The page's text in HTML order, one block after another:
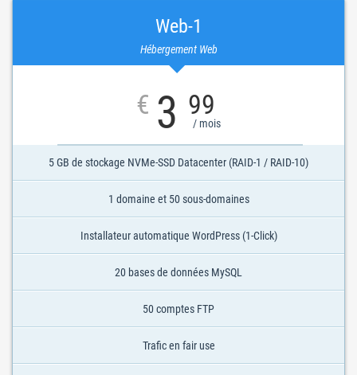
Web-1
Hébergement Web
€ 3 99
/ mois
5 GB de stockage NVMe-SSD Datacenter (RAID-1 / RAID-10)
1 domaine et 50 sous-domaines
Installateur automatique WordPress (1-Click)
20 bases de données MySQL
50 comptes FTP
Trafic en fair use